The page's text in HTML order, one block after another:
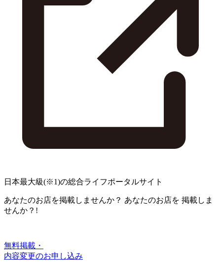
日本最大級(※1)の総合ライフポータルサイト
あなたのお店を掲載しませんか？ あなたのお店を 掲載しま
せんか？!
無料掲載・
内容変更のお申し込み